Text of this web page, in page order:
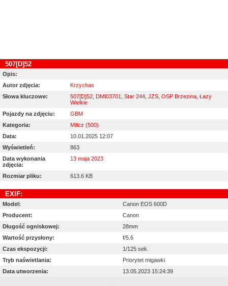
507[D]52
Opis:
Autor zdjęcia:
Krzychas
Słowa kluczowe:
507[D]52 DMI03701 Star 244 JZS OSP Brzezina Łazy
Wielkie
Pojazdy na zdjęciu:
GBM
Kategoria:
Milicz (500)
Data:
10.01.2025 12:07
Wyświetleń:
863
Data wykonania
zdjęcia:
13 maja 2023
Rozmiar pliku: 613.6 KB
EXIF:
Model:
Canon EOS 600D
Producent:
Canon
Długość ogniskowej:
28mm
Wartość przysłony:
f/5.6
Czas ekspozycji:
1/125 sek.
Tryb naświetlania:
Priorytet migawki
Data utworzenia:
13.05.2023 15:24:39